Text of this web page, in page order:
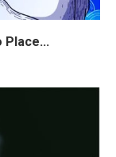
Place...